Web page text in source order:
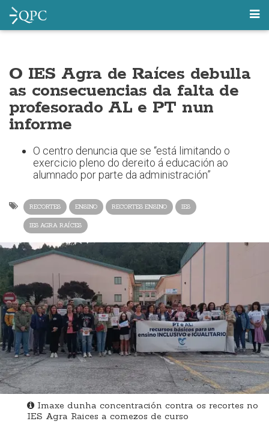
O IES Agra de Raíces debulla
as consecuencias da falta de
profesorado AL e PT nun
informe
O centro denuncia que se “está limitando o
exercicio pleno do dereito á educación ao
alumnado por parte da administración”
RECORTES ENSINO RECORTES ENSINO IES
IES AGRA RAÍCES
Imaxe dunha concentración contra os recortes no
IES Agra Raices a comezos de curso